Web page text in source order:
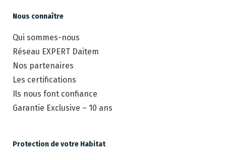
Nous connaître
Qui sommes-nous
Réseau EXPERT Daitem
Nos partenaires
Les certifications
Ils nous font confiance
Garantie Exclusive – 10 ans
Protection de votre Habitat